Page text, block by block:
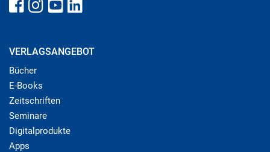
VERLAGSANGEBOT
Bücher
E-Books
Zeitschriften
Seminare
Digitalprodukte
Apps